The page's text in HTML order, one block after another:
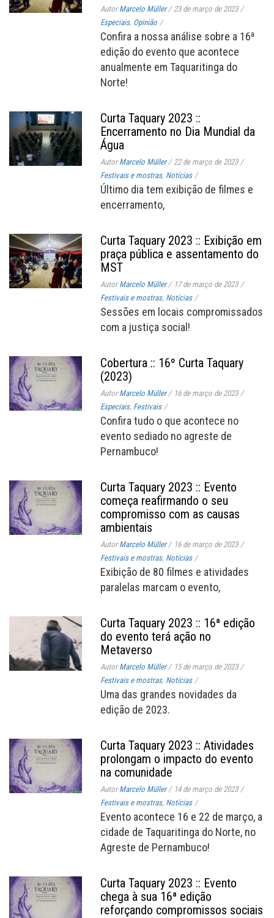
AutorMarcelo Müller / 23 de março de 2023 /
Especiais, Opinião /
Confira a nossa análise sobre a 16ª
edição do evento que acontece
anualmente em Taquaritinga do
Norte!
Curta Taquary 2023 ::
Encerramento no Dia Mundial da
Água
AutorMarcelo Müller / 22 de março de 2023 /
Festivais e mostras, Notícias /
Último dia tem exibição de filmes e
encerramento,
Curta Taquary 2023 :: Exibição em
praça pública e assentamento do
MST
AutorMarcelo Müller / 17 de março de 2023 /
Festivais e mostras, Notícias /
Sessões em locais compromissados
com a justiça social!
Cobertura :: 16º Curta Taquary
(2023)
AutorMarcelo Müller / 16 de março de 2023 /
Especiais, Festivais /
Confira tudo o que acontece no
evento sediado no agreste de
Pernambuco!
Curta Taquary 2023 :: Evento
começa reafirmando o seu
compromisso com as causas
ambientais
AutorMarcelo Müller / 16 de março de 2023 /
Festivais e mostras, Notícias /
Exibição de 80 filmes e atividades
paralelas marcam o evento,
Curta Taquary 2023 :: 16ª edição
do evento terá ação no
Metaverso
AutorMarcelo Müller / 15 de março de 2023 /
Festivais e mostras, Notícias /
Uma das grandes novidades da
edição de 2023.
Curta Taquary 2023 :: Atividades
prolongam o impacto do evento
na comunidade
AutorMarcelo Müller / 14 de março de 2023 /
Festivais e mostras, Notícias /
Evento acontece 16 e 22 de março, a
cidade de Taquaritinga do Norte, no
Agreste de Pernambuco!
Curta Taquary 2023 :: Evento
chega à sua 16ª edição
reforçando compromissos sociais